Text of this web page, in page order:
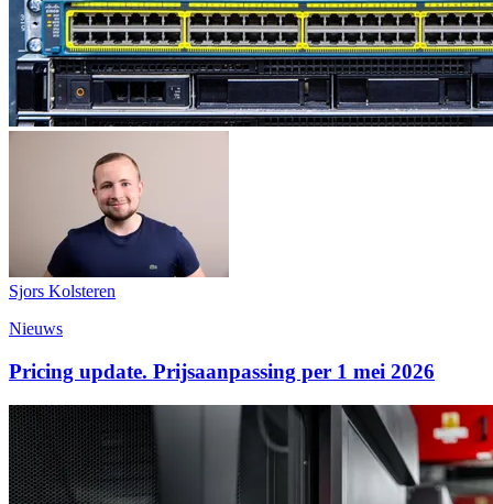
Sjors Kolsteren
Nieuws
Pricing update. Prijsaanpassing per 1 mei 2026